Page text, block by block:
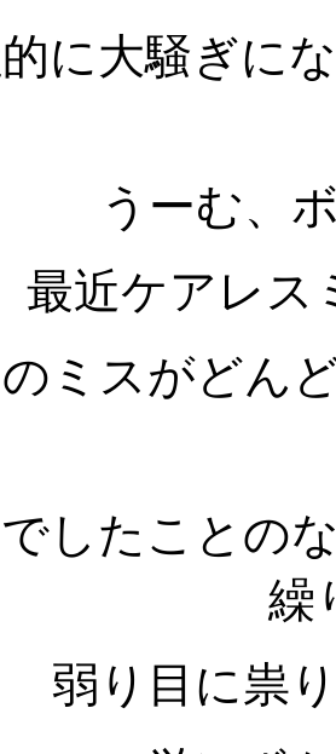
に大騒ぎに
うーむ、
最近ケアレス
ミスがどん
したことの
繰
弱り目に祟